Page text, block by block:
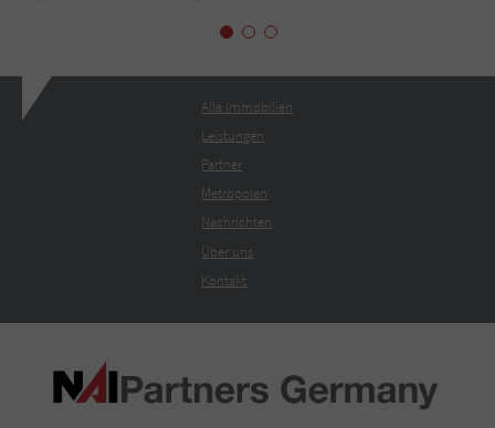
Alle Immobilien
Leistungen
Partner
Metropolen
Nachrichten
Über uns
Kontakt